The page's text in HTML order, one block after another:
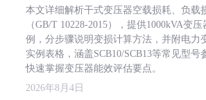
本文详细解析干式变压器空载损耗、负载
（GB/T 10228-2015），提供1000kVA变
例，分步骤说明变损计算方法，并附电力
实例表格，涵盖SCB10/SCB13等常见型号
快速掌握变压器能效评估要点。
2026年8月4日